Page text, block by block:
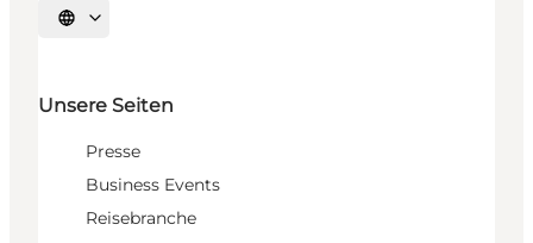
Sprache auswählen
Unsere Seiten
Presse
Business Events
Reisebranche